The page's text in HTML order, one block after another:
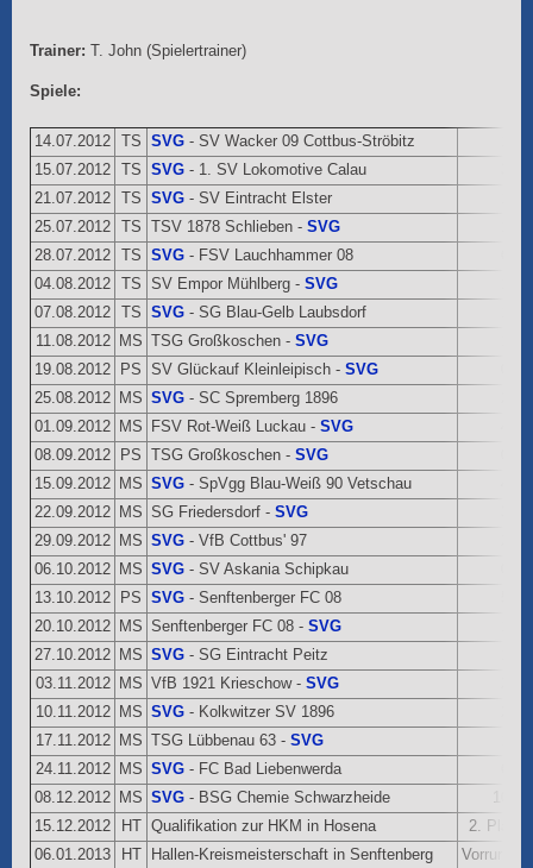
Trainer: T. John (Spielertrainer)
Spiele:
14.07.2012 TS SVG - SV Wacker 09 Cottbus-Ströbitz
15.07.2012
TS SVG - 1. SV Lokomotive Calau
21.07.2012
TS SVG - SV Eintracht Elster
25.07.2012
TS TSV 1878 Schlieben - SVG
28.07.2012
TS SVG - FSV Lauchhammer 08
04.08.2012
TS SV Empor Mühlberg - SVG
07.08.2012
TS SVG - SG Blau-Gelb Laubsdorf
11.08.2012
MS TSG Großkoschen - SVG
19.08.2012
PS SV Glückauf Kleinleipisch - SVG
25.08.2012
MS SVG - SC Spremberg 1896
01.09.2012
MS FSV Rot-Weiß Luckau - SVG
08.09.2012
PS TSG Großkoschen - SVG
15.09.2012
MS SVG - SpVgg Blau-Weiß 90 Vetschau
22.09.2012
MS SG Friedersdorf - SVG
29.09.2012
MS SVG - VfB Cottbus' 97
06.10.2012
MS SVG - SV Askania Schipkau
13.10.2012
PS SVG - Senftenberger FC 08
20.10.2012
MS Senftenberger FC 08 - SVG
27.10.2012
MS SVG - SG Eintracht Peitz
03.11.2012
MS VfB 1921 Krieschow - SVG
10.11.2012
MS SVG - Kolkwitzer SV 1896
17.11.2012
MS TSG Lübbenau 63 - SVG
24.11.2012
MS SVG - FC Bad Liebenwerda
08.12.2012
MS SVG - BSG Chemie Schwarzheide
10:0
15.12.2012
HT Qualifikation zur HKM in Hosena
2. Platz
06.01.2013
HT Hallen-Kreismeisterschaft in Senftenberg
Vorrunde